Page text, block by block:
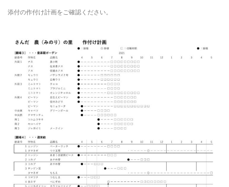
添付の作付け計画をご確認ください。